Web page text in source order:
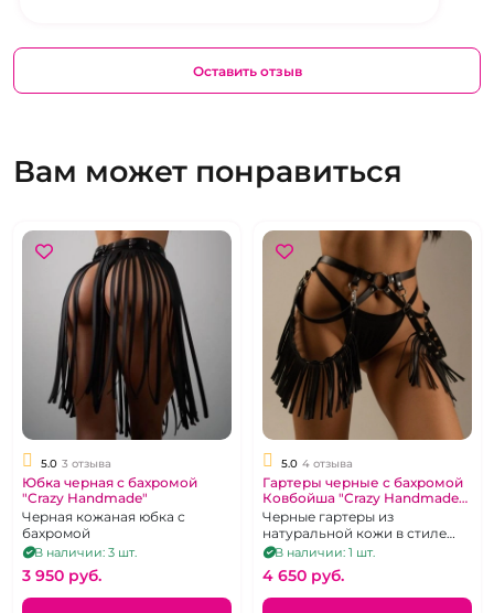
Оставить отзыв
Вам может понравиться
5.0 3 отзыва
Юбка черная с бахромой
"Crazy Handmade"
Черная кожаная юбка с
бахромой
В наличии: 3 шт.
3 950 pуб.
5.0 4 отзыва
Гартеры черные с бахромой
Ковбойша "Crazy Handmade"
Вестерн
Черные гартеры из
натуральной кожи в стиле
вестерн
В наличии: 1 шт.
4 650 pуб.